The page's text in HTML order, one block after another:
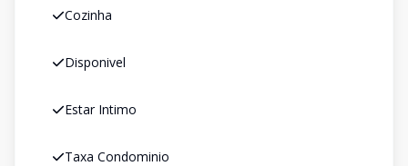
Cozinha
Disponivel
Estar Intimo
Taxa Condominio